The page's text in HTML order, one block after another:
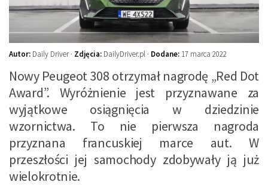
Autor: Daily Driver · Zdjęcia: DailyDriver.pl · Dodane: 17 marca 2022
Nowy Peugeot 308 otrzymał nagrodę „Red Dot
Award”. Wyróżnienie jest przyznawane za
wyjątkowe osiągnięcia w dziedzinie
wzornictwa. To nie pierwsza nagroda
przyznana francuskiej marce aut. W
przeszłości jej samochody zdobywały ją już
wielokrotnie.